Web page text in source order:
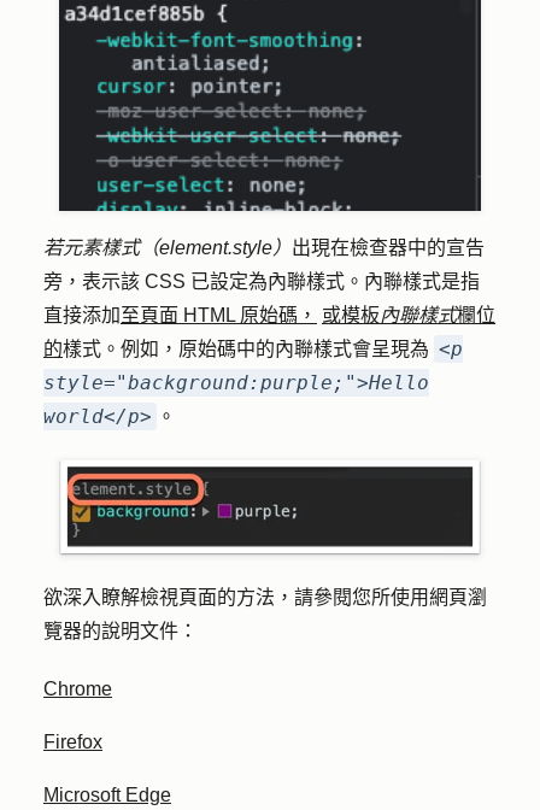
若元素樣式（element.style） 出現在檢查器中的宣告
旁，表示該 CSS 已設定為內聯樣式。內聯樣式是指
直接添加至頁面 HTML 原始碼， 或模板內聯樣式欄位
的樣式。例如，原始碼中的內聯樣式會呈現為 <p
style="background:purple;">Hello
world</p> 。
欲深入瞭解檢視頁面的方法，請參閱您所使用網頁瀏
覽器的說明文件：
Chrome
Firefox
Microsoft Edge